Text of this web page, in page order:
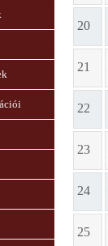
20
21
22
23
24
25